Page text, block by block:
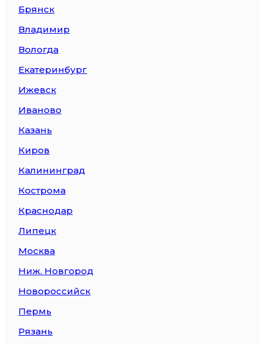
Брянск
Владимир
Вологда
Екатеринбург
Ижевск
Иваново
Казань
Киров
Калининград
Кострома
Краснодар
Липецк
Москва
Ниж. Новгород
Новороссийск
Пермь
Рязань